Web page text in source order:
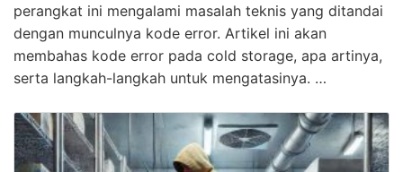
perangkat ini mengalami masalah teknis yang ditandai
dengan munculnya kode error. Artikel ini akan
membahas kode error pada cold storage, apa artinya,
serta langkah-langkah untuk mengatasinya. …